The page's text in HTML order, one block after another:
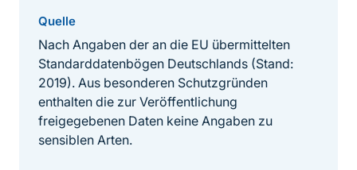
Quelle
Nach Angaben der an die EU übermittelten
Standarddatenbögen Deutschlands (Stand:
2019). Aus besonderen Schutzgründen
enthalten die zur Veröffentlichung
freigegebenen Daten keine Angaben zu
sensiblen Arten.